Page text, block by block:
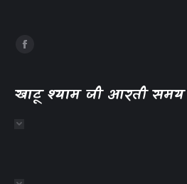
खाटू श्याम जी आरती समय